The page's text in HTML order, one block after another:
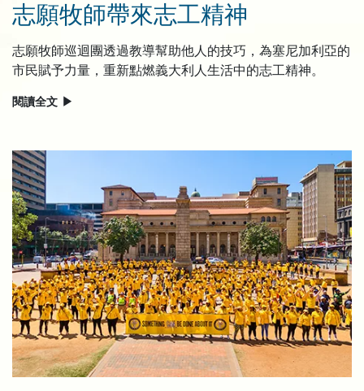
志願牧師帶來志工精神
志願牧師巡迴團透過教導幫助他人的技巧，為塞尼加利亞的
市民賦予力量，重新點燃義大利人生活中的志工精神。
閱讀全文 ▶